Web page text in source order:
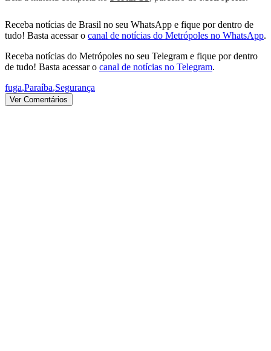
Receba notícias de Brasil no seu WhatsApp e fique por dentro de
tudo! Basta acessar o canal de notícias do Metrópoles no WhatsApp.
Receba notícias do Metrópoles no seu Telegram e fique por dentro
de tudo! Basta acessar o canal de notícias no Telegram.
fuga,Paraíba,Segurança
Ver Comentários